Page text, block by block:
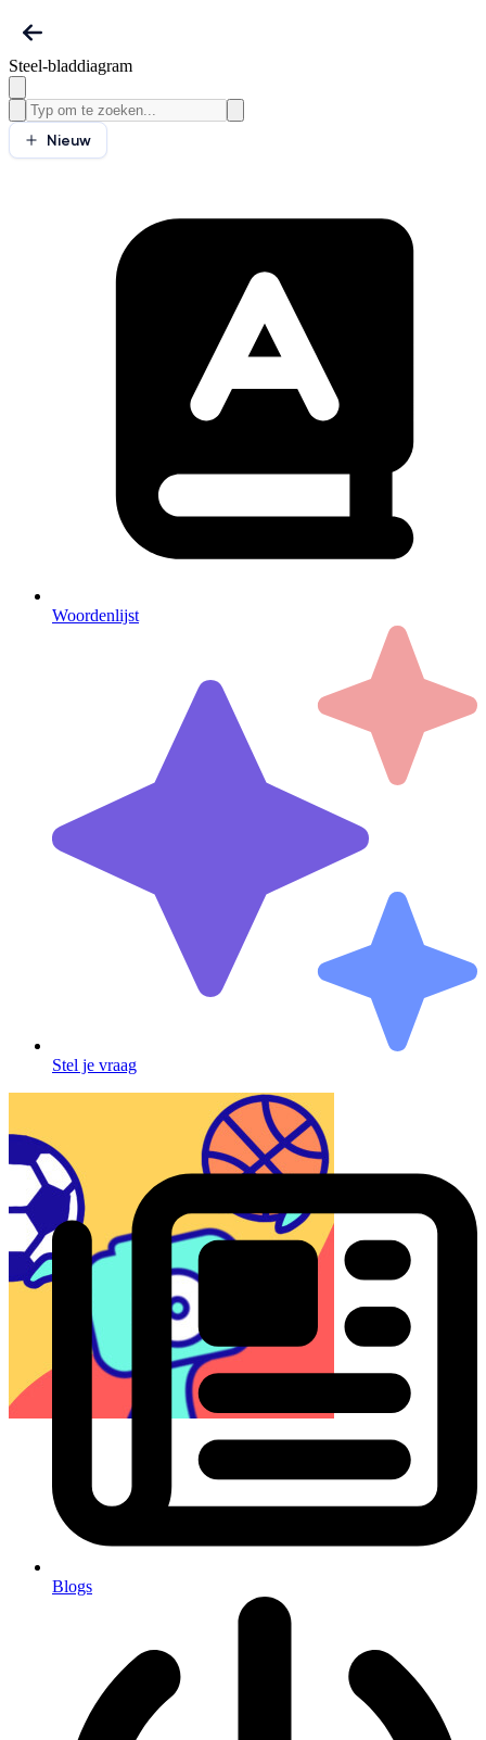
Steel-bladdiagram
Nieuw
Woordenlijst
Stel je vraag
Blogs